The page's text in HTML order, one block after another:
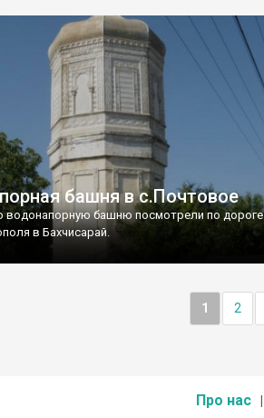
башня в с.Почтовое
водонапорную башню посмотрели по дороге
в Бахчисарай.
1 2
Про нас